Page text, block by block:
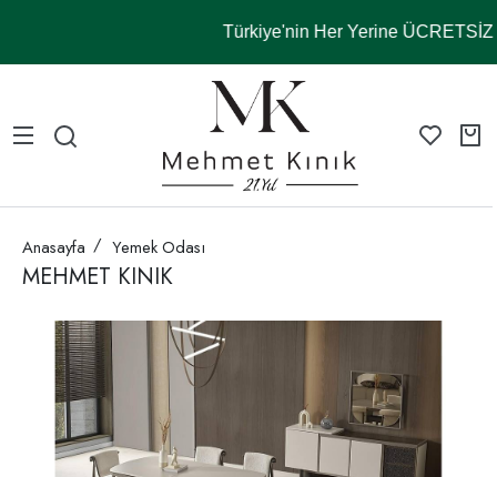
Türkiye'nin Her Yerine ÜCRETSİZ
Anasayfa Yemek Odası
MEHMET KINIK